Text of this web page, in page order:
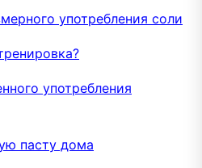
употребления соли
употребления
пасту дома